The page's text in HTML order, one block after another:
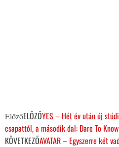
ElőzőELŐZŐYES – Hét év után új
csapattól, a második dal: Dare To Know
KÖVETKEZŐAVATAR – Egyszerre két